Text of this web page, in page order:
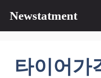
츠
Newstatment
타이어가